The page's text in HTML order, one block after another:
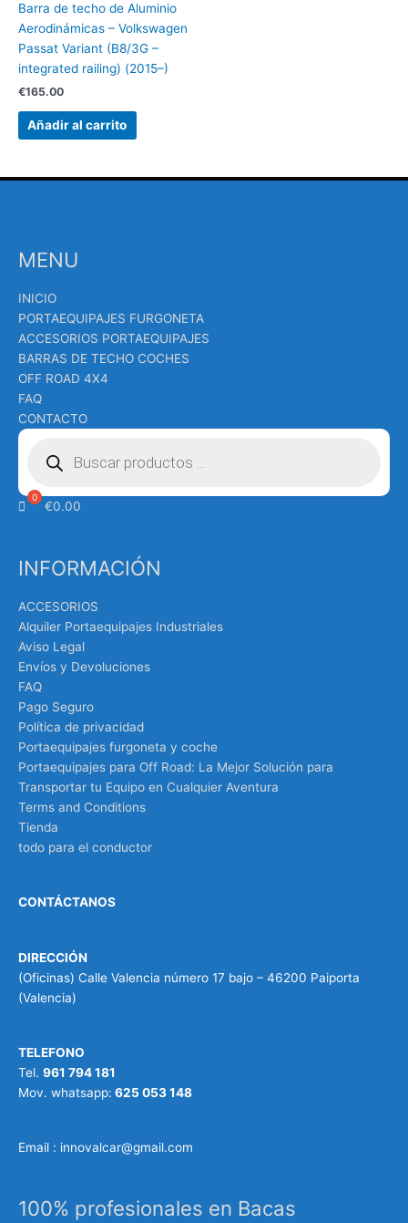
Barra de techo de Aluminio
Aerodinámicas – Volkswagen
Passat Variant (B8/3G –
integrated railing) (2015–)
€165.00
Añadir al carrito
MENU
INICIO
PORTAEQUIPAJES FURGONETA
ACCESORIOS PORTAEQUIPAJES
BARRAS DE TECHO COCHES
OFF ROAD 4X4
FAQ
CONTACTO
Búsqueda
productos
€0.00
INFORMACIÓN
ACCESORIOS
Alquiler Portaequipajes Industriales
Aviso Legal
Envíos y Devoluciones
FAQ
Pago Seguro
Política de privacidad
Portaequipajes furgoneta y coche
Portaequipajes para Off Road: La Mejor Solución para
Transportar tu Equipo en Cualquier Aventura
Terms and Conditions
Tienda
todo para el conductor
CONTÁCTANOS
DIRECCIÓN
(Oficinas) Calle Valencia número 17 bajo – 46200 Paiporta
(Valencia)
TELEFONO
Tel. 961 794 181
Mov. whatsapp: 625 053 148
Email : innovalcar@gmail.com
100% profesionales en Bacas